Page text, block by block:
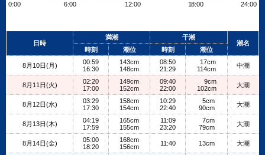
0:00
6:00 12:00 18:00 24:00
+
日時
満潮
干潮
潮名
時刻
潮位 時刻 潮位
8月10日(月)
00:59
16:30
143cm
148cm
08:50
21:29
17cm
114cm
中潮
8月11日(火)
02:20
17:00
149cm
152cm
09:40
22:00
9cm
102cm
大潮
8月12日(水)
03:29
17:30
158cm
154cm
10:29
22:40
5cm
90cm
大潮
8月13日(木)
04:19
17:59
165cm
155cm
11:09
23:20
7cm
79cm
大潮
8月14日(金)
05:00
18:20
168cm
156cm
11:40 13cm 大潮